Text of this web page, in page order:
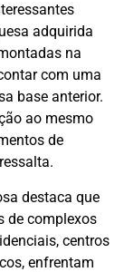
adquirida
na
com uma
base anterior.
ao mesmo
de
destaca que
de complexos
centros
enfrentam